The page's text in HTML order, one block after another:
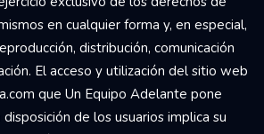
Adelante, San Rafael de Alajuela,
Todos los derechos reservados Los
propiedad intelectual del web